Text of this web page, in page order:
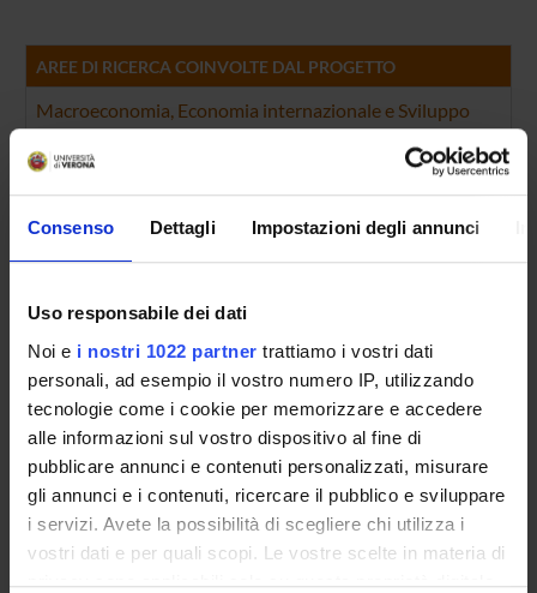
Consenso Dettagli Impostazioni degli annunci
Uso responsabile dei dati
Noi e i nostri 1022 partner trattiamo i vostri dati
personali, ad esempio il vostro numero IP, utilizzando
tecnologie come i cookie per memorizzare e accedere
alle informazioni sul vostro dispositivo al fine di
pubblicare annunci e contenuti personalizzati, misurare
gli annunci e i contenuti, ricercare il pubblico e sviluppare
i servizi. Avete la possibilità di scegliere chi utilizza i
vostri dati e per quali scopi. Le vostre scelte in materia di
privacy sono applicabili solo su questa proprietà digitale
AREE DI RICERCA COINVOLTE DAL PROGETTO
Macroeconomia, Economia internazionale e Sviluppo
Economic Impacts of Globalization
Economia industriale
Economia industriale
Production and Organizations
Macroeconomia, Economia internazionale e Sviluppo
Trade